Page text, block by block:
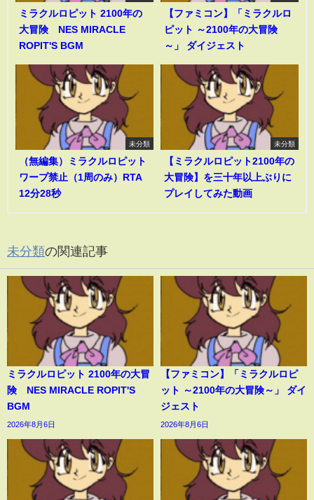
ミラクルロピット 2100年の
大冒険 NES MIRACLE
ROPIT'S BGM
【ファミコン】「ミラクルロ
ピット ～2100年の大冒険
～」 ダイジェスト
未分類
（無編集）ミラクルロピット
ワープ禁止（1周のみ）RTA
12分28秒
未分類
【ミラクルロピット2100年の
大冒険】を三十年以上ぶりに
プレイしてみた動画
未分類の関連記事
ミラクルロピット 2100年の大冒
険 NES MIRACLE ROPIT'S
BGM
2026年8月6日
【ファミコン】「ミラクルロピ
ット ～2100年の大冒険～」 ダイ
ジェスト
2026年8月6日